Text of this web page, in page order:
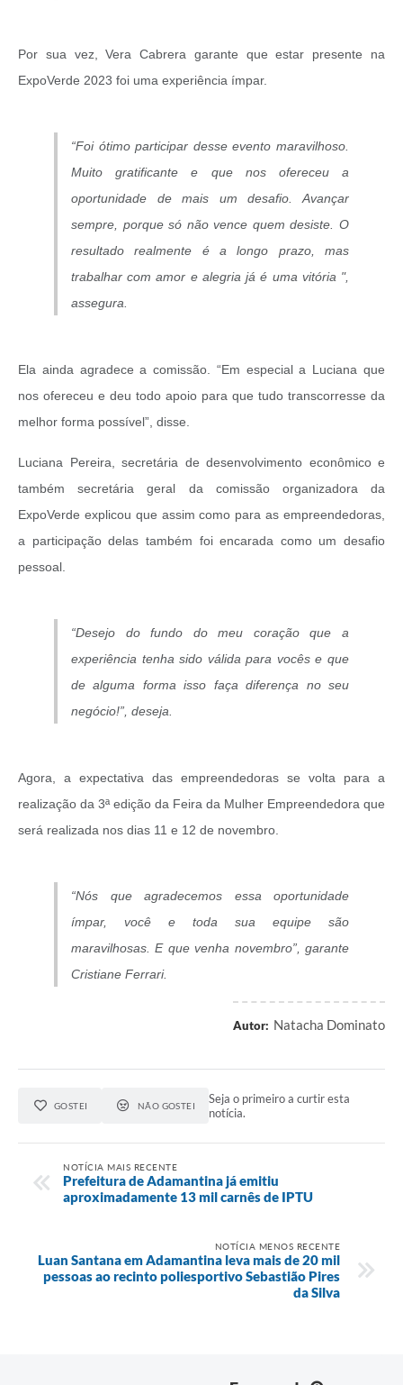
Por sua vez, Vera Cabrera garante que estar presente na
ExpoVerde 2023 foi uma experiência ímpar.
“Foi ótimo participar desse evento maravilhoso.
Muito gratificante e que nos ofereceu a
oportunidade de mais um desafio. Avançar
sempre, porque só não vence quem desiste. O
resultado realmente é a longo prazo, mas
trabalhar com amor e alegria já é uma vitória ",
assegura.
Ela ainda agradece a comissão. “Em especial a Luciana que
nos ofereceu e deu todo apoio para que tudo transcorresse da
melhor forma possível”, disse.
Luciana Pereira, secretária de desenvolvimento econômico e
também secretária geral da comissão organizadora da
ExpoVerde explicou que assim como para as empreendedoras,
a participação delas também foi encarada como um desafio
pessoal.
“Desejo do fundo do meu coração que a
experiência tenha sido válida para vocês e que
de alguma forma isso faça diferença no seu
negócio!”, deseja.
Agora, a expectativa das empreendedoras se volta para a
realização da 3ª edição da Feira da Mulher Empreendedora que
será realizada nos dias 11 e 12 de novembro.
“Nós que agradecemos essa oportunidade
ímpar, você e toda sua equipe são
maravilhosas. E que venha novembro”, garante
Cristiane Ferrari.
Autor: Natacha Dominato
GOSTEI NÃO GOSTEI
Seja o primeiro a curtir esta
notícia.
NOTÍCIA MAIS RECENTE
Prefeitura de Adamantina já emitiu
aproximadamente 13 mil carnês de IPTU
NOTÍCIA MENOS RECENTE
Luan Santana em Adamantina leva mais de 20 mil
pessoas ao recinto poliesportivo Sebastião Pires
da Silva